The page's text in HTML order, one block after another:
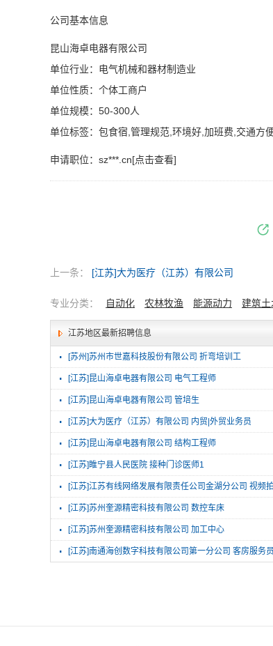
公司基本信息
昆山海卓电器有限公司
单位行业：电气机械和器材制造业
单位性质：个体工商户
单位规模：50-300人
单位标签：包食宿,管理规范,环境好,加班费,交通方
申请职位： sz***.cn[点击查看]
上一条： [江苏]大为医疗（江苏）有限公司
专业分类： 自动化 农林牧渔 能源动力 建筑土
江苏地区最新招聘信息
· [苏州]苏州市世嘉科技股份有限公司 折弯培训工
· [江苏]昆山海卓电器有限公司 电气工程师
· [江苏]昆山海卓电器有限公司 管培生
· [江苏]大为医疗（江苏）有限公司 内贸|外贸业务员
· [江苏]昆山海卓电器有限公司 结构工程师
· [江苏]睢宁县人民医院 接种门诊医师1
· [江苏]江苏有线网络发展有限责任公司金湖分公司 视频
· [江苏]苏州奎源精密科技有限公司 数控车床
· [江苏]苏州奎源精密科技有限公司 加工中心
· [江苏]南通海创数字科技有限公司第一分公司 客房服务员